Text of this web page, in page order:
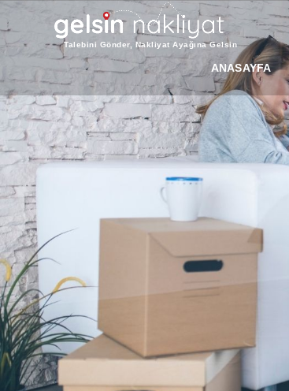
Talebini Gönder, Nakliyat Ayağına Gelsin
ANASAYFA